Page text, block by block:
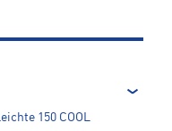
150 COOL